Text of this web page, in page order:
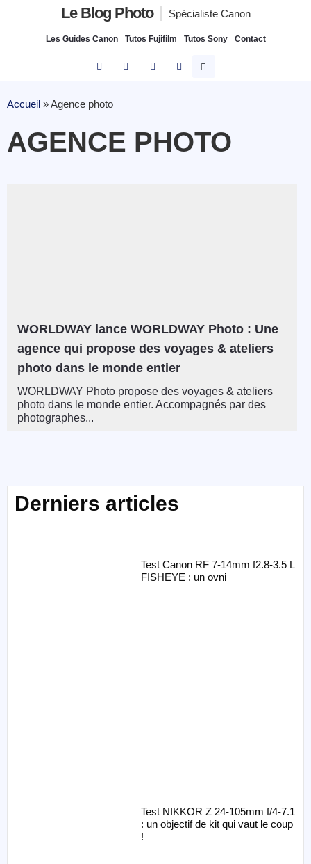
Le Blog Photo Spécialiste Canon
Les Guides Canon Tutos Fujifilm Tutos Sony Contact
Accueil »Agence photo
AGENCE PHOTO
WORLDWAY lance WORLDWAY Photo : Une
agence qui propose des voyages & ateliers
photo dans le monde entier
WORLDWAY Photo propose des voyages & ateliers
photo dans le monde entier. Accompagnés par des
photographes...
Derniers articles
Test Canon RF 7-14mm f2.8-3.5 L
FISHEYE : un ovni
Test NIKKOR Z 24-105mm f/4-7.1
: un objectif de kit qui vaut le coup
!